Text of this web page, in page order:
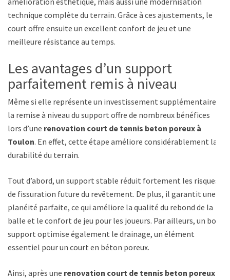
technique complète du terrain. Grâce à ces ajustements, le
court offre ensuite un excellent confort de jeu et une
meilleure résistance au temps.
Les avantages d’un support
parfaitement remis à niveau
Même si elle représente un investissement supplémentaire,
la remise à niveau du support offre de nombreux bénéfices
lors d’une renovation court de tennis beton poreux à
Toulon. En effet, cette étape améliore considérablement la
durabilité du terrain.
Tout d’abord, un support stable réduit fortement les risques
de fissuration future du revêtement. De plus, il garantit une
planéité parfaite, ce qui améliore la qualité du rebond de la
balle et le confort de jeu pour les joueurs. Par ailleurs, un bon
support optimise également le drainage, un élément
essentiel pour un court en béton poreux.
Ainsi, après une renovation court de tennis beton poreux à